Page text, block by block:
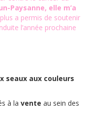
Paysanne, elle m’a
a permis de soutenir
l’année prochaine
seaux aux couleurs
à la vente au sein des